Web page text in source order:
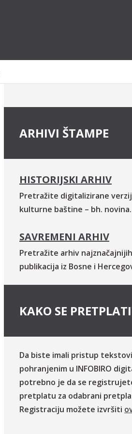
ARHIVI ŠTAMPE
HISTORIJSKI ARHIV
Pretražite digitalizirane
kulturne baštine – bh. novina.
SAVREMENI ARHIV
Pretražite arhiv
publikacija iz Bosne i
KAKO SE
Da biste imali pristup
pohranjenim u INFOBIRO
potrebno je da se
pretplatu za odabrani
Registraciju možete izvršiti